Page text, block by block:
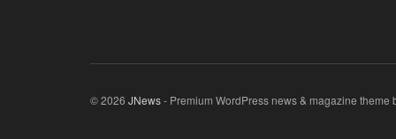
© 2026 JNews- Premium WordPress news & magazine theme